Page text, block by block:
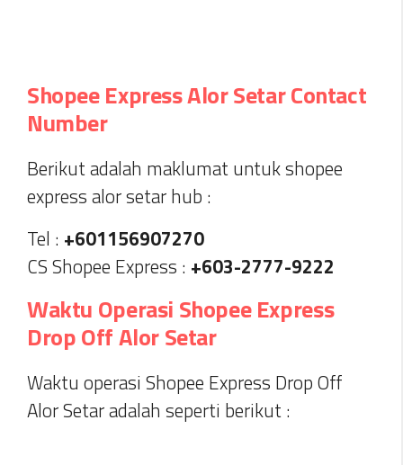
Shopee Express Alor Setar Contact
Number
Berikut adalah maklumat untuk shopee
express alor setar hub :
Tel : +601156907270
CS Shopee Express : +603-2777-9222
Waktu Operasi Shopee Express
Drop Off Alor Setar
Waktu operasi Shopee Express Drop Off
Alor Setar adalah seperti berikut :